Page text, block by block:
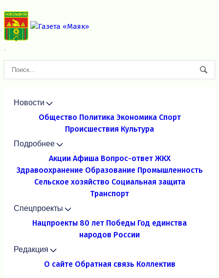
Новости
Общество Политика Экономика Спорт
Происшествия Культура
Подробнее
Акции Афиша Вопрос-ответ ЖКХ
Здравоохранение Образование Промышленность
Сельское хозяйство Социальная защита
Транспорт
Спецпроекты
Нацпроекты 80 лет Победы Год единства
народов России
Редакция
О сайте Обратная связь Коллектив